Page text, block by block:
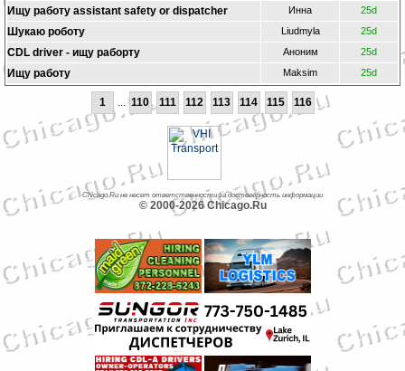
Ищу работу assistant safety or dispatcher Инна 25d
Шукаю роботу Liudmyla 25d
CDL driver - ищу раборту Аноним 25d
Ищу работу Maksim 25d
1 ... 110 111 112 113 114 115 116
Chicago.Ru не несет ответственности за достоверность информации
© 2000-2026 Chicago.Ru